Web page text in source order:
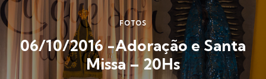
FOTOS
06/10/2016 -Adoração e Santa
Missa – 20Hs